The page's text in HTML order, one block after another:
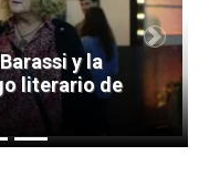
y la
literario de
Next